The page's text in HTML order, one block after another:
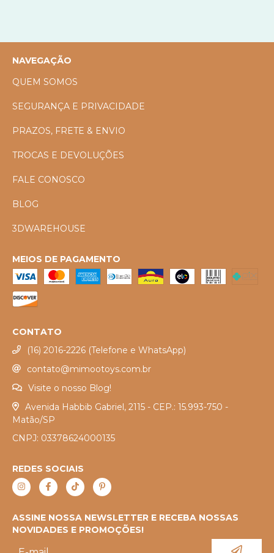
NAVEGAÇÃO
QUEM SOMOS
SEGURANÇA E PRIVACIDADE
PRAZOS, FRETE & ENVIO
TROCAS E DEVOLUÇÕES
FALE CONOSCO
BLOG
3DWAREHOUSE
MEIOS DE PAGAMENTO
CONTATO
(16) 2016-2226 (Telefone e WhatsApp)
contato@mimootoys.com.br
Visite o nosso Blog!
Avenida Habbib Gabriel, 2115 - CEP.: 15.993-750 -
Matão/SP
CNPJ: 03378624000135
REDES SOCIAIS
ASSINE NOSSA NEWSLETTER E RECEBA NOSSAS
NOVIDADES E PROMOÇÕES!